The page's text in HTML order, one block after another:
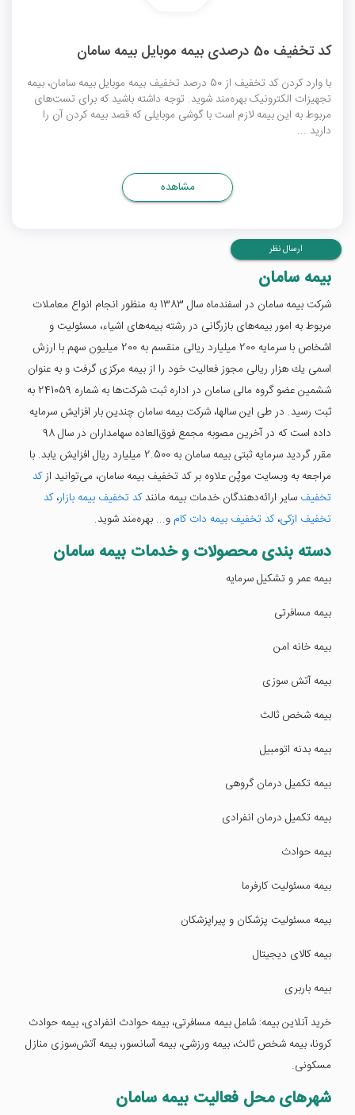
کد تخفیف 50 درصدی بیمه موبایل بیمه سامان
با وارد کردن کد تخفیف از 50 درصد تخفیف بیمه موبایل بیمه سامان، بیمه
تجهیزات الکترونیک بهره‌مند شوید. توجه داشته باشید که برای تست‌های
مربوط به این بیمه لازم است با گوشی موبایلی که قصد بیمه کردن آن را
دارید ...
مشاهده
ارسال نظر
بیمه سامان
شركت بيمه سامان در اسفندماه سال 1383 به منظور انجام انواع معاملات
مربوط به امور بيمه‌های بازرگانی در رشته بيمه‌های اشياء، مسئوليت و
اشخاص با سرمايه 200 ميليارد ريالی منقسم به 200 ميليون سهم با ارزش
اسمی يك هزار ريالی مجوز فعاليت خود را از بيمه مركزی گرفت و به عنوان
ششمين عضو گروه مالی سامان در اداره ثبت شركت‌ها به شماره 241059 به
ثبت رسيد. در طی این سالها، شرکت بیمه سامان چندین بار افزایش سرمایه
داده است که در آخرین مصوبه مجمع فوق‌العاده سهامداران در سال 98
مقرر گردید سرمایه ثبتی بیمه سامان به 2.500 میلیارد ریال افزایش یابد. با
مراجعه به وبسایت موپُن علاوه بر کد تخفیف بیمه سامان، می‌توانید ازکد
تخفیف سایر ارائه‌دهندگان خدمات بیمه مانندکد تخفیف بیمه بازار،کد
تخفیف ازکی،کد تخفیف بیمه دات کام و... بهره‌مند شوید.
دسته بندی محصولات و خدمات بیمه سامان
بیمه عمر و تشکیل سرمایه
بیمه مسافرتی
بیمه خانه امن
بیمه آتش سوزی
بیمه شخص ثالث
بیمه بدنه اتومبیل
بیمه تکمیل درمان گروهی
بیمه تکمیل درمان انفرادی
بیمه حوادث
بیمه مسئولیت کارفرما
بیمه مسئولیت پزشکان و پیراپزشکان
بیمه کالای دیجیتال
بیمه باربری
خرید آنلاین بیمه: شامل بیمه مسافرتی، بیمه حوادث انفرادی، بیمه حوادث
کرونا، بیمه شخص ثالث، بیمه ورزشی، بیمه آسانسور، بیمه آتش‌سوزی منازل
مسکونی.
شهرهای محل فعالیت بیمه سامان